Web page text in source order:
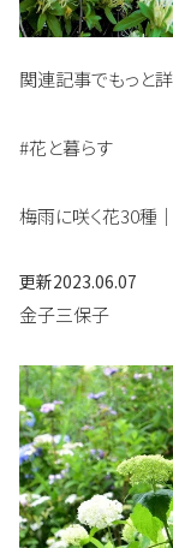
関連記事でもっと詳
#花と暮らす
梅雨に咲く花30種
更新2023.06.07
金子三保子